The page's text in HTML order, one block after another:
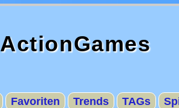
ActionGames
Favoriten Trends TAGs